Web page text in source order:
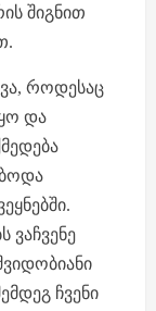
შიგნით
როდესაც
და
ჩვენი